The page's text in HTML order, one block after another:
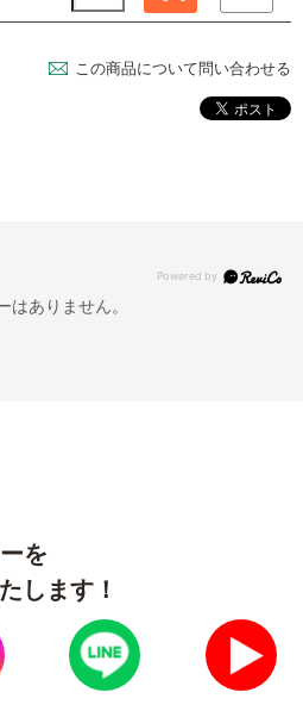
この商品について問い合わせる
はありません。
を
します！